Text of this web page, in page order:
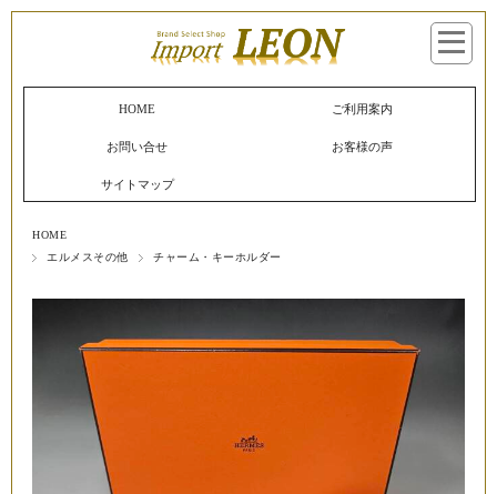
HOME ご利用案内
お問い合せ お客様の声
サイトマップ
HOME
エルメスその他
チャーム・キーホルダー